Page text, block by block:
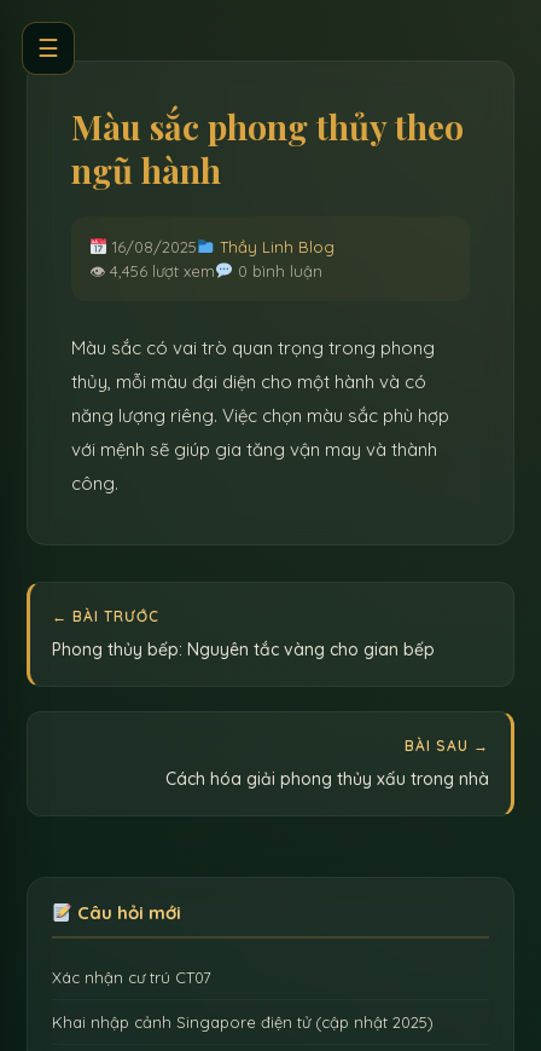
☰
Màu sắc phong thủy theo
ngũ hành
16/08/2025
Thầy Linh Blog
👁 4,456 lượt xem
0 bình luận
Màu sắc có vai trò quan trọng trong phong
thủy, mỗi màu đại diện cho một hành và có
năng lượng riêng. Việc chọn màu sắc phù hợp
với mệnh sẽ giúp gia tăng vận may và thành
công.
← BÀI TRƯỚC
Phong thủy bếp: Nguyên tắc vàng cho gian bếp
BÀI SAU →
Cách hóa giải phong thủy xấu trong nhà
Câu hỏi mới
Xác nhận cư trú CT07
Khai nhập cảnh Singapore điện tử (cập nhật 2025)